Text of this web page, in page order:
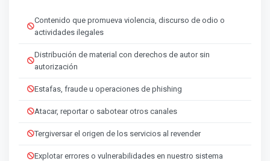
Contenido que promueva violencia, discurso de odio o
actividades ilegales
Distribución de material con derechos de autor sin
autorización
Estafas, fraude u operaciones de phishing
Atacar, reportar o sabotear otros canales
Tergiversar el origen de los servicios al revender
Explotar errores o vulnerabilidades en nuestro sistema